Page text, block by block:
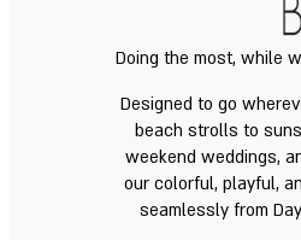
Doing the most, while
Designed to go
beach strolls to
weekend weddings,
our colorful, playful,
seamlessly from